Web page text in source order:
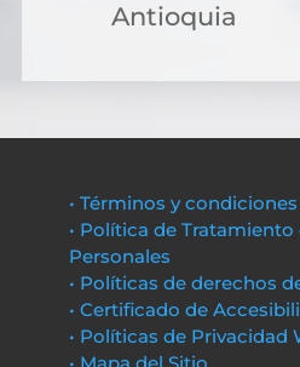
Antioquia
• Términos y condiciones
• Política de Tratamiento
Personales
• Políticas de derechos
• Certificado de
• Políticas de Privacidad